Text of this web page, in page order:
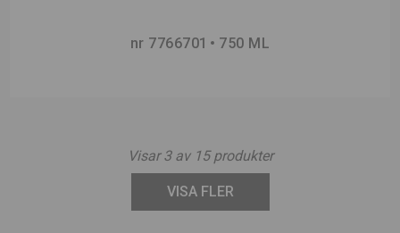
nr 7766701 750 ML
Visar3av 15produkter
VISA FLER